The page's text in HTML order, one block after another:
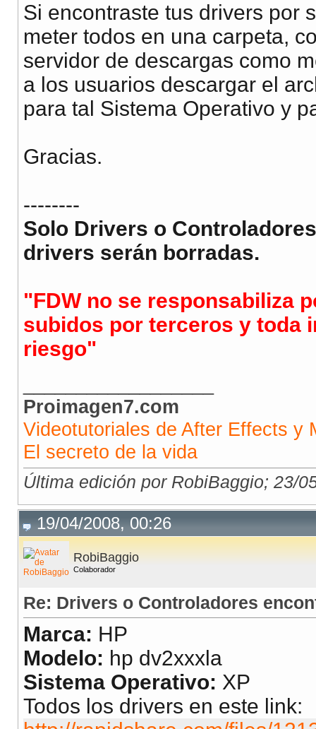
Si encontraste tus drivers por
meter todos en una carpeta,
servidor de descargas como
a los usuarios descargar el
para tal Sistema Operativo y
Gracias.
--------
Solo Drivers o
drivers serán borradas.
"FDW no se responsabiliza
subidos por terceros y toda
riesgo"
Proimagen7.com
Videotutoriales de After Effects y
El secreto de la vida
Última edición por RobiBaggio; 23/
19/04/2008, 00:26
RobiBaggio
Colaborador
Re: Drivers o Controladores
Marca: HP
Modelo: hp dv2xxxla
Sistema Operativo: XP
Todos los drivers en este link: